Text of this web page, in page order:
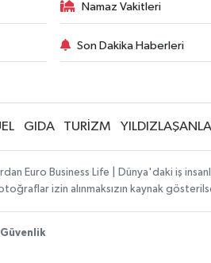
Namaz Vakitleri
Son Dakika Haberleri
GIDA TURİZM
Euro Business Life | Dünya'daki iş
izin alınmaksızın kaynak